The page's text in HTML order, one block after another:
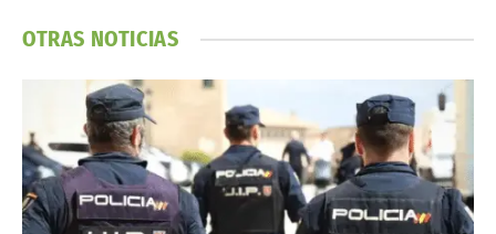
OTRAS NOTICIAS